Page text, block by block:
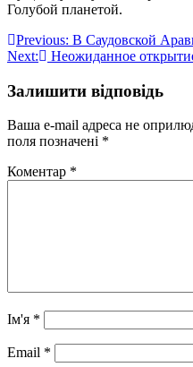
Голубой планетой.
Навігація
записів
Previous: В Саудовской
Next:
Неожиданное
Залишити відповідь
Ваша e-mail адреса не
поля позначені *
Коментар *
Ім'я *
Email *